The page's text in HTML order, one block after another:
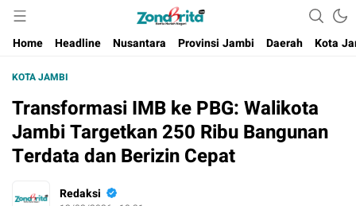
Berita Harian Negeri
Home
Headline Nusantara Provinsi Jambi Daerah Kota
KOTA JAMBI
Transformasi IMB ke PBG: Walikota
Jambi Targetkan 250 Ribu Bangunan
Terdata dan Berizin Cepat
Redaksi